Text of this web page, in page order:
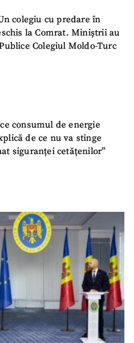
colegiu cu predare în
la Comrat. Miniștrii au
Colegiul Moldo-Turc
consumul de energie
de ce nu va stinge
siguranței cetățenilor”